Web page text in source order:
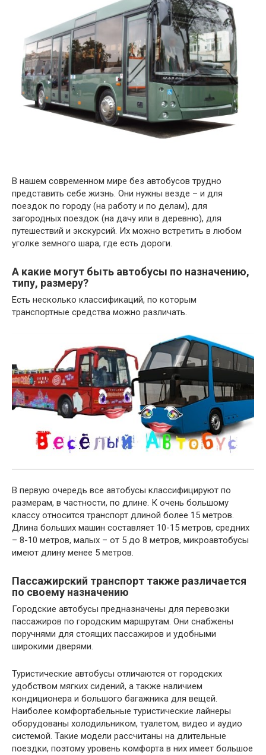
В нашем современном мире без автобусов трудно
представить себе жизнь. Они нужны везде – и для
поездок по городу (на работу и по делам), для
загородных поездок (на дачу или в деревню), для
путешествий и экскурсий. Их можно встретить в любом
уголке земного шара, где есть дороги.
А какие могут быть автобусы по назначению,
типу, размеру?
Есть несколько классификаций, по которым
транспортные средства можно различать.
В первую очередь все автобусы классифицируют по
размерам, в частности, по длине. К очень большому
классу относится транспорт длиной более 15 метров.
Длина больших машин составляет 10-15 метров, средних
– 8-10 метров, малых – от 5 до 8 метров, микроавтобусы
имеют длину менее 5 метров.
Пассажирский транспорт также различается
по своему назначению
Городские автобусы предназначены для перевозки
пассажиров по городским маршрутам. Они снабжены
поручнями для стоящих пассажиров и удобными
широкими дверями.
Туристические автобусы отличаются от городских
удобством мягких сидений, а также наличием
кондиционера и большого багажника для вещей.
Наиболее комфортабельные туристические лайнеры
оборудованы холодильником, туалетом, видео и аудио
системой. Такие модели рассчитаны на длительные
поездки, поэтому уровень комфорта в них имеет большое